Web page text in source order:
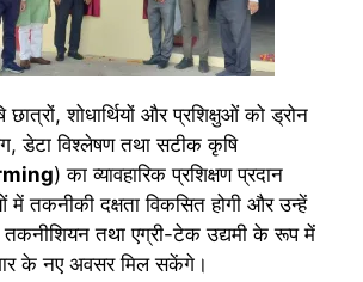
छात्रों, शोधार्थियों और प्रशिक्षुओं को ड्रोन
डेटा विश्लेषण तथा सटीक कृषि
) का व्यावहारिक प्रशिक्षण प्रदान
तकनीकी दक्षता विकसित होगी और उन्हें
तकनीशियन तथा एग्री-टेक उद्यमी के रूप में
के नए अवसर मिल सकेंगे।